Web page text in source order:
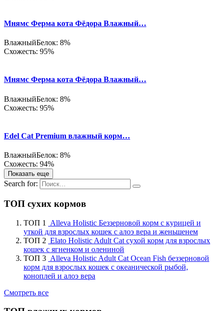
Мнямс Ферма кота Фёдора Влажный…
ВлажныйБелок: 8%
Схожесть: 95%
Мнямс Ферма кота Фёдора Влажный…
ВлажныйБелок: 8%
Схожесть: 95%
Edel Cat Premium влажный корм…
ВлажныйБелок: 8%
Схожесть: 94%
Показать еще
Search for:
ТОП сухих кормов
ТОП 1
Alleva Holistic Беззерновой корм с курицей и
уткой для взрослых кошек с алоэ вера и женьшенем
ТОП 2 Elato Holistic Adult Cat сухой корм для взрослых
кошек с ягненком и олениной
ТОП 3 Alleva Holistic Adult Cat Ocean Fish беззерновой
корм для взрослых кошек с океанической рыбой,
коноплей и алоэ вера
Смотреть все